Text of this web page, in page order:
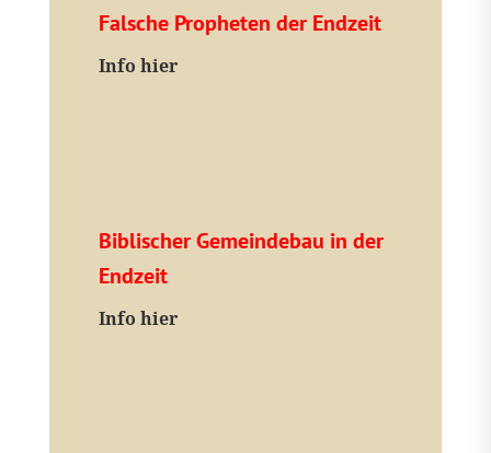
Falsche Propheten der Endzeit
Info hier
Biblischer Gemeindebau in der
Endzeit
Info hier